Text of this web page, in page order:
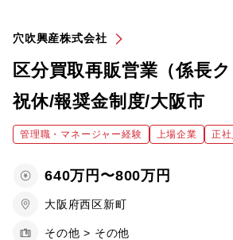
穴吹興産株式会社
区分買取再販営業（係長
祝休/報奨金制度/大阪市
管理職・マネージャー経験 上場企業 正社
640万円〜800万円
大阪府西区新町
その他 > その他